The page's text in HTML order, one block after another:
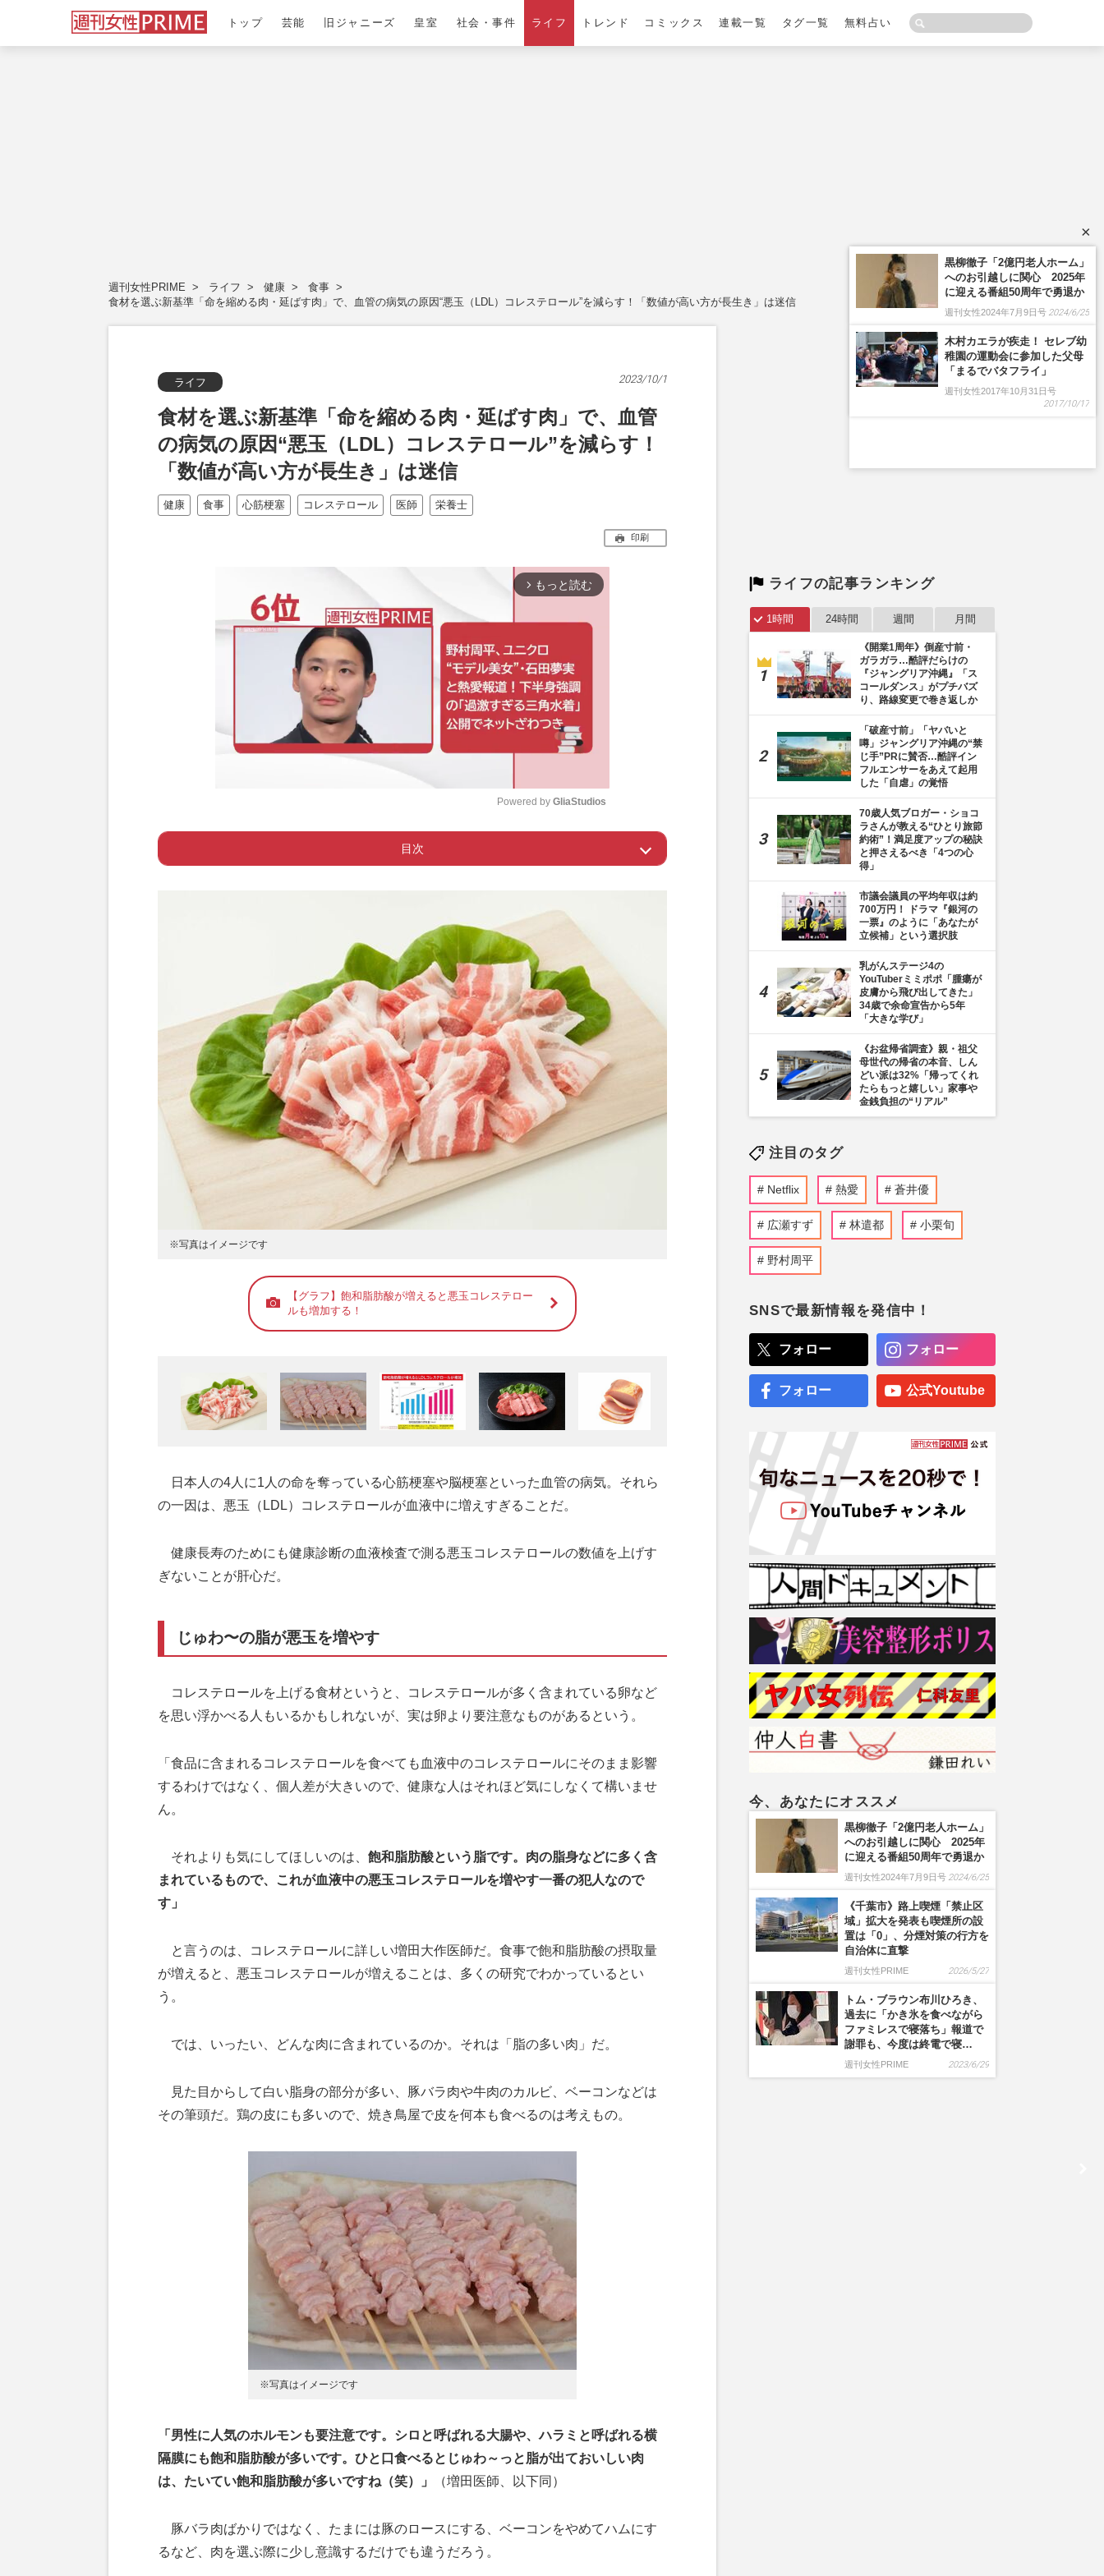
トップ 芸能 旧ジャニーズ 皇室 社会・事件 ライフ トレンド コミックス 連載一覧 タグ一覧 無料占い
週刊女性PRIME ライフ 健康
食事
食材を選ぶ新基準「命を縮める肉・延ばす肉」で、血管の病気の原因“悪玉（LDL）コレステロール”を減らす！「数値が高い方が長生き」は迷信
ライフ 2023/10/1
食材を選ぶ新基準「命を縮める肉・延ばす肉」で、血管
の病気の原因“悪玉（LDL）コレステロール”を減らす！
「数値が高い方が長生き」は迷信
健康 食事 心筋梗塞 コレステロール 医師 栄養士
印刷
arrow_forward_ios もっと読む
e
Powered by GliaStudios
目次
ー 数値が高いほうがいいは間違い
ー 豚肉の赤身が免疫力のカギ
ー 足りていない人が多いビタミンB1
※写真はイメージです
【グラフ】飽和脂肪酸が増えると悪玉コレステロー
ルも増加する！
日本人の4人に1人の命を奪っている心筋梗塞や脳梗塞といった血管の病気。それら
の一因は、悪玉（LDL）コレステロールが血液中に増えすぎることだ。
健康長寿のためにも健康診断の血液検査で測る悪玉コレステロールの数値を上げす
ぎないことが肝心だ。
じゅわ〜の脂が悪玉を増やす
コレステロールを上げる食材というと、コレステロールが多く含まれている卵など
を思い浮かべる人もいるかもしれないが、実は卵より要注意なものがあるという。
「食品に含まれるコレステロールを食べても血液中のコレステロールにそのまま影響
するわけではなく、個人差が大きいので、健康な人はそれほど気にしなくて構いませ
ん。
それよりも気にしてほしいのは、 飽和脂肪酸という脂です。肉の脂身などに多く含
まれているもので、これが血液中の悪玉コレステロールを増やす一番の犯人なので
す」
と言うのは、コレステロールに詳しい増田大作医師だ。食事で飽和脂肪酸の摂取量
が増えると、悪玉コレステロールが増えることは、多くの研究でわかっているとい
う。
では、いったい、どんな肉に含まれているのか。それは「脂の多い肉」だ。
見た目からして白い脂身の部分が多い、豚バラ肉や牛肉のカルビ、ベーコンなどは
その筆頭だ。鶏の皮にも多いので、焼き鳥屋で皮を何本も食べるのは考えもの。
※写真はイメージです
「男性に人気のホルモンも要注意です。シロと呼ばれる大腸や、ハラミと呼ばれる横
隔膜にも飽和脂肪酸が多いです。ひと口食べるとじゅわ～っと脂が出ておいしい肉
は、たいてい飽和脂肪酸が多いですね（笑）」
（増田医師、以下同）
豚バラ肉ばかりではなく、たまには豚のロースにする、ベーコンをやめてハムにす
るなど、肉を選ぶ際に少し意識するだけでも違うだろう。
ライフの記事ランキング
1時間 24時間 週間 月間
《開業1周年》倒産寸前・
ガラガラ…酷評だらけの
『ジャングリア沖縄』「ス
コールダンス」がプチバズ
り、路線変更で巻き返しか
「破産寸前」「ヤバいと
噂」ジャングリア沖縄の“禁
じ手”PRに賛否…酷評イン
フルエンサーをあえて起用
した「自虐」の覚悟
70歳人気ブロガー・ショコ
ラさんが教える“ひとり旅節
約術”！満足度アップの秘訣
と押さえるべき「4つの心
得」
市議会議員の平均年収は約
700万円！ ドラマ『銀河の
一票』のように「あなたが
立候補」という選択肢
乳がんステージ4の
YouTuberミミポポ「腫瘍が
皮膚から飛び出してきた」
34歳で余命宣告から5年
「大きな学び」
《お盆帰省調査》親・祖父
母世代の帰省の本音、しん
どい派は32%「帰ってくれ
たらもっと嬉しい」家事や
金銭負担の“リアル”
注目のタグ
Netflix 熱愛 蒼井優
広瀬すず 林遣都 小栗旬
野村周平
SNSで最新情報を発信中！
フォロー フォロー
フォロー 公式Youtube
今、あなたにオススメ
黒柳徹子「2億円老人ホーム」
へのお引越しに関心 2025年
に迎える番組50周年で勇退か
週刊女性2024年7月9日号 2024/6/25
《千葉市》路上喫煙「禁止区
域」拡大を発表も喫煙所の設
置は「0」、分煙対策の行方を
自治体に直撃
週刊女性PRIME 2026/5/27
トム・ブラウン布川ひろき、
過去に「かき氷を食べながら
ファミレスで寝落ち」報道で
謝罪も、今度は終電で寝…
週刊女性PRIME 2023/6/29
×